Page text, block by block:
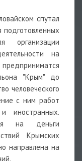
спутал
подготовленных
организации
на
"Крым" до
человеческого
с ним работ
иностранных.
на деньги
Крымских
направлена на